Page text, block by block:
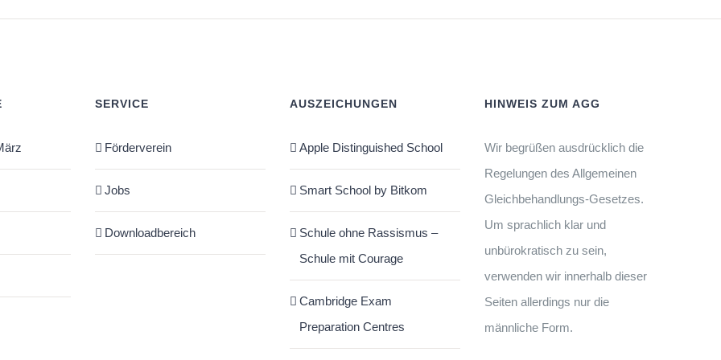
SERVICE
Förderverein
Jobs
Downloadbereich
AUSZEICHUNGEN
Apple Distinguished School
Smart School by Bitkom
Schule ohne Rassismus –
Schule mit Courage
Cambridge Exam
Preparation Centres
HINWEIS ZUM AGG
Wir begrüßen ausdrücklich die
Regelungen des Allgemeinen
Gleichbehandlungs-Gesetzes.
Um sprachlich klar und
unbürokratisch zu sein,
verwenden wir innerhalb dieser
Seiten allerdings nur die
männliche Form.